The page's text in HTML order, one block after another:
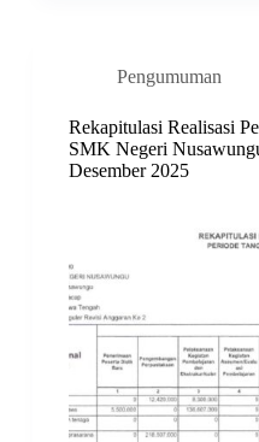
Pengumuman
Rekapitulasi Realisasi
SMK Negeri
Desember 2025